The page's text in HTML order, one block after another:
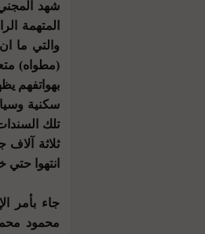
شهد
المتهمة
والتي ما
(مطواه)
بهواتفهم
سكنية
تلك
ثلاثة
انتهوا حتي
جاء بأمر
محمود